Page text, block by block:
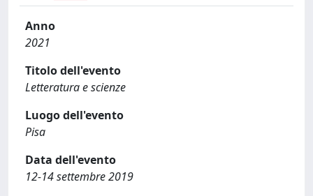
Anno
2021
Titolo dell'evento
Letteratura e scienze
Luogo dell'evento
Pisa
Data dell'evento
12-14 settembre 2019